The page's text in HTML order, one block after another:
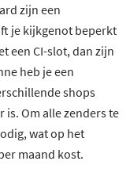
zijn een
je kijkgenot beperkt
een CI-slot, dan zijn
heb je een
shops
is. Om alle zenders te
wat op het
maand kost.